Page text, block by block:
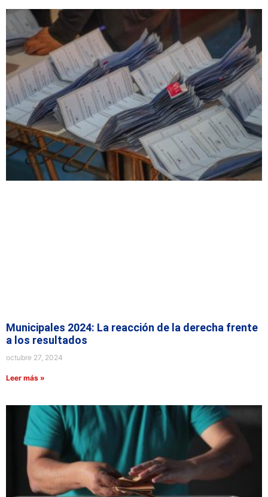
Municipales 2024: La reacción de la derecha frente
a los resultados
octubre 27, 2024
Leer más »